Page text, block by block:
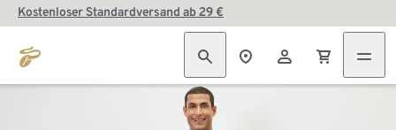
Kostenloser Standardversand ab 29 €